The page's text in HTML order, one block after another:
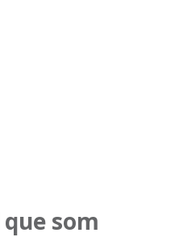
som